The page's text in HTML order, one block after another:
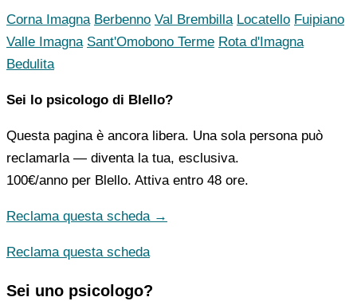
Corna Imagna Berbenno Val Brembilla Locatello Fuipiano
Valle Imagna Sant'Omobono Terme Rota d'Imagna
Bedulita
Sei lo psicologo di Blello?
Questa pagina è ancora libera. Una sola persona può
reclamarla — diventa la tua, esclusiva.
100€/anno per Blello. Attiva entro 48 ore.
Reclama questa scheda →
Reclama questa scheda
Sei uno psicologo?